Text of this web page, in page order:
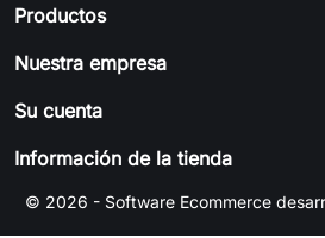
Productos
Nuestra empresa
Su cuenta
Información de la tienda
© 2026 - Software Ecommerce